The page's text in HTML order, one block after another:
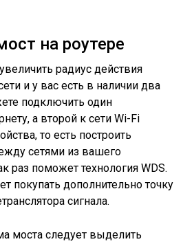
на роутере
радиус действия
и у вас есть в наличии два
подключить один
а второй к сети Wi-Fi
то есть построить
сетями из вашего
раз поможет технология WDS.
покупать дополнительно точку
сигнала.
моста следует выделить